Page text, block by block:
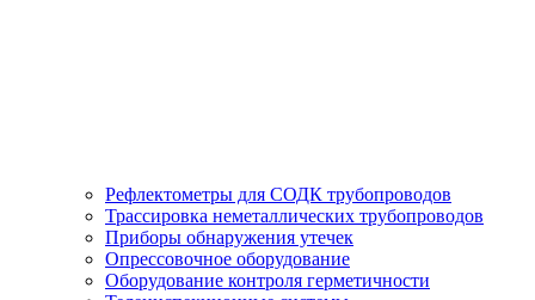
Рефлектометры для СОДК трубопроводов
Трассировка неметаллических трубопроводов
Приборы обнаружения утечек
Опрессовочное оборудование
Оборудование контроля герметичности